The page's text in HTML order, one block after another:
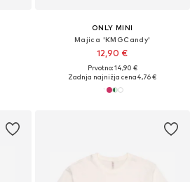
ONLY MINI
Majica 'KMGCandy'
12,90 €
Prvotno: 14,90 €
Zadnja najnižja cena4,76 €